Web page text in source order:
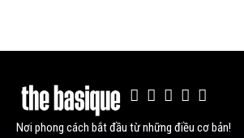
Nơi phong cách bắt đầu từ những điều cơ bản!